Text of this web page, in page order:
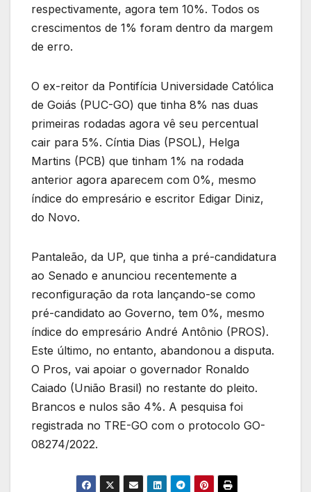
respectivamente, agora tem 10%. Todos os
crescimentos de 1% foram dentro da margem
de erro.
O ex-reitor da Pontifícia Universidade Católica
de Goiás (PUC-GO) que tinha 8% nas duas
primeiras rodadas agora vê seu percentual
cair para 5%. Cíntia Dias (PSOL), Helga
Martins (PCB) que tinham 1% na rodada
anterior agora aparecem com 0%, mesmo
índice do empresário e escritor Edigar Diniz,
do Novo.
Pantaleão, da UP, que tinha a pré-candidatura
ao Senado e anunciou recentemente a
reconfiguração da rota lançando-se como
pré-candidato ao Governo, tem 0%, mesmo
índice do empresário André Antônio (PROS).
Este último, no entanto, abandonou a disputa.
O Pros, vai apoiar o governador Ronaldo
Caiado (União Brasil) no restante do pleito.
Brancos e nulos são 4%. A pesquisa foi
registrada no TRE-GO com o protocolo GO-
08274/2022.